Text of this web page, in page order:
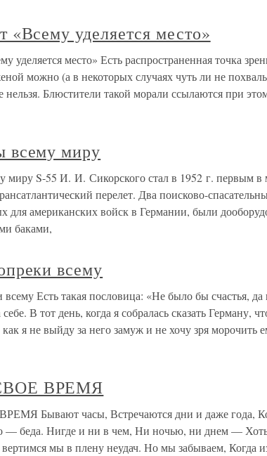
«Всему уделяется место»
уделяется место» Есть распространенная точка
можно (а в некоторых случаях чуть ли не
нельзя. Блюстители такой морали ссылаются при
всему миру
миру S-55 И. И. Сикорского стал в 1952 г. первым в
перелет. Два поисково-
для американских войск в Германии, были
баками,
всему
Есть такая пословица: «Не было бы счастья, да
В тот день, когда я собралась сказать Герману,
как я не выйду за него замуж и не хочу зря морочить
ВРЕМЯ
Бывают часы, Встречаются дни и даже года,
— беда. Нигде и ни в чем, Ни ночью, ни днем — Хоть
мы в плену неудач. Но мы забываем, Когда